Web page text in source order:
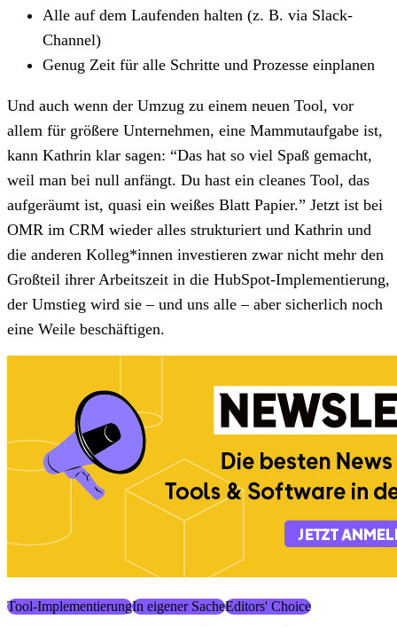
Alle auf dem Laufenden halten (z. B. via Slack-
Channel)
Genug Zeit für alle Schritte und Prozesse einplanen
Und auch wenn der Umzug zu einem neuen Tool, vor
allem für größere Unternehmen, eine Mammutaufgabe ist,
kann Kathrin klar sagen: “Das hat so viel Spaß gemacht,
weil man bei null anfängt. Du hast ein cleanes Tool, das
aufgeräumt ist, quasi ein weißes Blatt Papier.” Jetzt ist bei
OMR im CRM wieder alles strukturiert und Kathrin und
die anderen Kolleg*innen investieren zwar nicht mehr den
Großteil ihrer Arbeitszeit in die HubSpot-Implementierung,
der Umstieg wird sie – und uns alle – aber sicherlich noch
eine Weile beschäftigen.
Tool-ImplementierungIn eigener SacheEditors' Choice